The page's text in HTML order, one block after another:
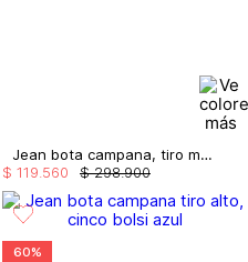
Jean bota campana, tiro medio,cinco bolsillos, western
$ 298.900
$ 119 560
60%